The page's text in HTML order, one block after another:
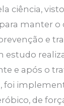
ciência,
manter o
e
estudo
e após o
foi
de